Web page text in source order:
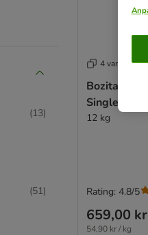
(13)
(51)
4 varianter
Bozita
Single
12 kg
659,00 kr
54,90 kr / kg
Rating: 4.8/5